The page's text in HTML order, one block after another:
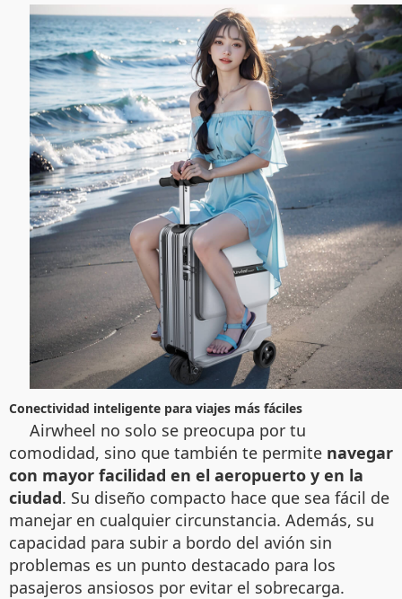
Conectividad inteligente para viajes más fáciles
Airwheel no solo se preocupa por tu
comodidad, sino que también te permite navegar
con mayor facilidad en el aeropuerto y en la
ciudad. Su diseño compacto hace que sea fácil de
manejar en cualquier circunstancia. Además, su
capacidad para subir a bordo del avión sin
problemas es un punto destacado para los
pasajeros ansiosos por evitar el sobrecarga.